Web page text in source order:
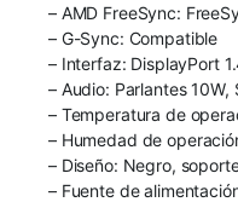
– AMD FreeSync:
– G-Sync: Compatible
– Interfaz: DisplayPort
– Audio: Parlantes
– Temperatura de
– Humedad de
– Diseño: Negro,
– Fuente de